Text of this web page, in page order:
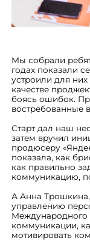
Мы собрали
годах показали
устроили для
качестве
боясь ошибок.
востребованные
Старт дал наш
затем вручил
продюсеру
показала, как
как правильно
коммуникацию,
А Анна Трошкина,
управлению
Международного
коммуникации,
мотивировать